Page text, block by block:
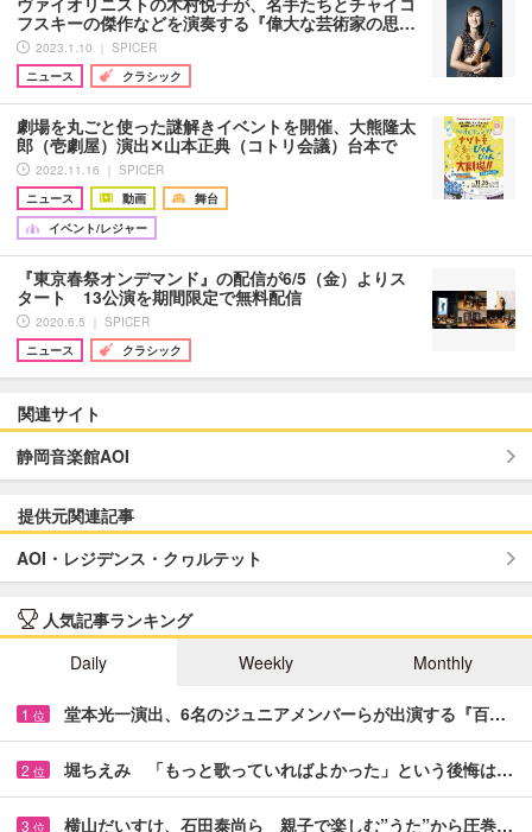
フスキーの傑作などを演奏する『偉大な芸術家の思…
2023.1.10 ｜ SPICER
ニュース
クラシック
劇場を丸ごと使った謎解きイベントを開催、大熊隆太
郎（壱劇屋）演出✕山本正典（コトリ会議）台本で
2022.11.16 ｜ SPICER
ニュース
動画
舞台
イベント/レジャー
『東京春祭オンデマンド』の配信が6/5（金）よりス
タート 13公演を期間限定で無料配信
2020.6.5 ｜ SPICER
ニュース
クラシック
関連サイト
静岡音楽館AOI
提供元関連記事
AOI・レジデンス・クヮルテット
人気記事ランキング
Daily
Weekly Monthly
1 位 堂本光一演出、6名のジュニアメンバーらが出演する『百…
2 位 堀ちえみ 「もっと歌っていればよかった」という後悔は…
3 位 横山だいすけ、石田泰尚ら 親子で楽しむ”うた”から圧巻…